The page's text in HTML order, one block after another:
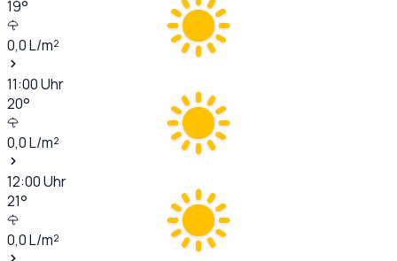
19°
0,0L/m²
11:00Uhr
20°
0,0L/m²
12:00Uhr
21°
0,0L/m²